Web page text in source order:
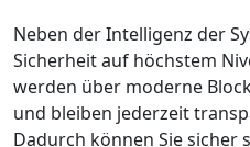
Neben der Intelligenz der
Sicherheit auf höchstem
werden über moderne
und bleiben jederzeit
Dadurch können Sie sicher